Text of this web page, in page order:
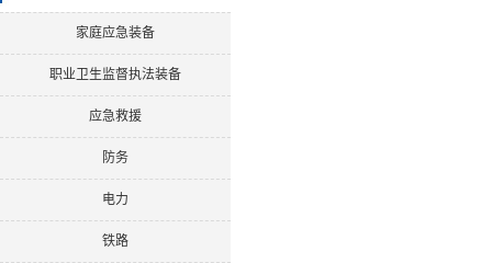
家庭应急装备
职业卫生监督执法装备
应急救援
防务
电力
铁路